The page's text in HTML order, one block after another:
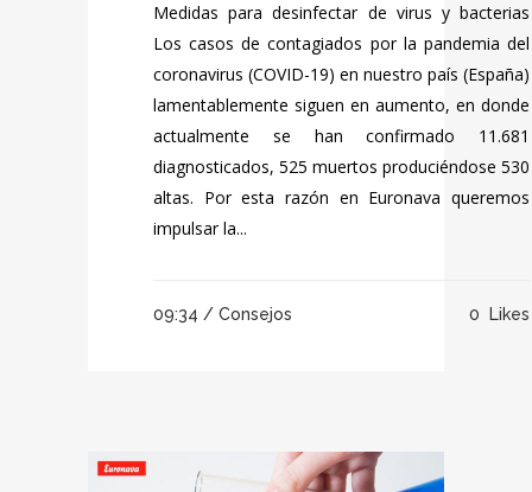
Medidas para desinfectar de virus y bacterias
Los casos de contagiados por la pandemia del
coronavirus (COVID-19) en nuestro país (España)
lamentablemente siguen en aumento, en donde
actualmente se han confirmado 11.681
diagnosticados, 525 muertos produciéndose 530
altas. Por esta razón en Euronava queremos
impulsar la...
09:34 / Consejos 0 Likes